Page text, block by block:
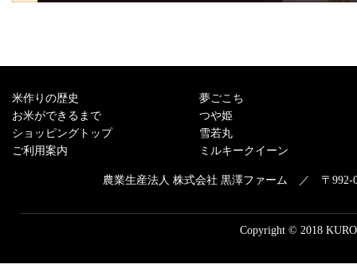
米作りの歴史
お米ができるまで
ショッピングトップ
ご利用案内
夢ごこち
つや姫
雪若丸
ミルキークイーン
農業生産法人 株式会社 黒澤ファーム ／ 〒
Copyright © 2018